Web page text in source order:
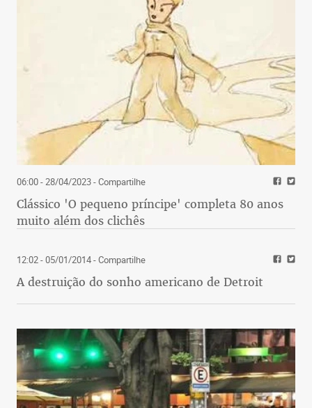
06:00 - 28/04/2023- Compartilhe
Clássico 'O pequeno príncipe' completa 80 anos
muito além dos clichês
12:02 - 05/01/2014- Compartilhe
A destruição do sonho americano de Detroit